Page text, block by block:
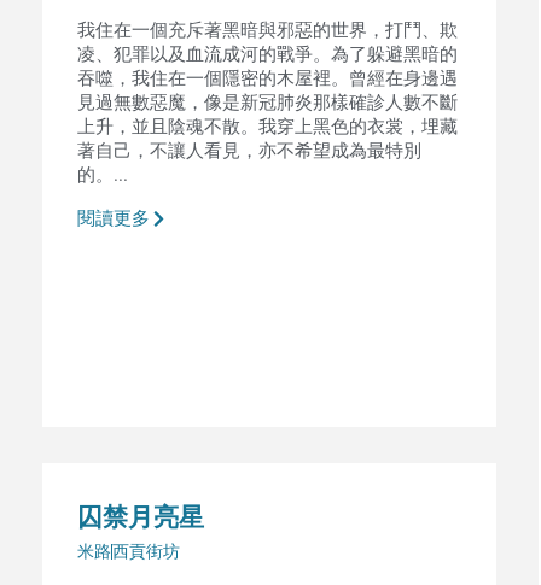
我住在一個充斥著黑暗與邪惡的世界，打鬥、欺
凌、犯罪以及血流成河的戰爭。為了躲避黑暗的
吞噬，我住在一個隱密的木屋裡。曾經在身邊遇
見過無數惡魔，像是新冠肺炎那樣確診人數不斷
上升，並且陰魂不散。我穿上黑色的衣裳，埋藏
著自己，不讓人看見，亦不希望成為最特別
的。...
閱讀更多
囚禁月亮星
米路西貢街坊